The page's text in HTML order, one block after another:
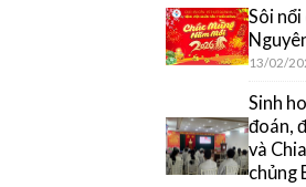
Sôi
13/02/
Sinh
đoán,
và
chủng